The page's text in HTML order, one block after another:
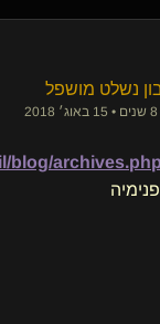
נשלט מושפל
blog/